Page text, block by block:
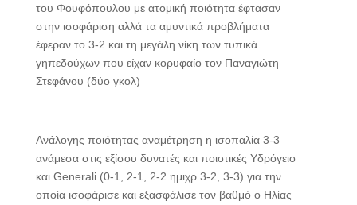
του Φουφόπουλου με ατομική ποιότητα έφτασαν
στην ισοφάριση αλλά τα αμυντικά προβλήματα
έφεραν το 3-2 και τη μεγάλη νίκη των τυπικά
γηπεδούχων που είχαν κορυφαίο τον Παναγιώτη
Στεφάνου (δύο γκολ)
Ανάλογης ποιότητας αναμέτρηση η ισοπαλία 3-3
ανάμεσα στις εξίσου δυνατές και ποιοτικές Υδρόγειο
και Generali (0-1, 2-1, 2-2 ημιχρ.3-2, 3-3) για την
οποία ισοφάρισε και εξασφάλισε τον βαθμό ο Ηλίας